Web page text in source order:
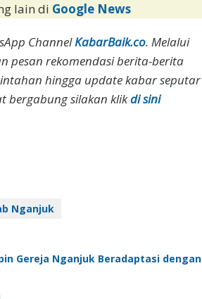
lain di Google News
ChannelKabarBaik.co. Melalui
pesan rekomendasi berita-berita
hingga update kabar seputar
bergabung silakan klikdi sini
Nganjuk
Gereja Nganjuk Beradaptasi dengan